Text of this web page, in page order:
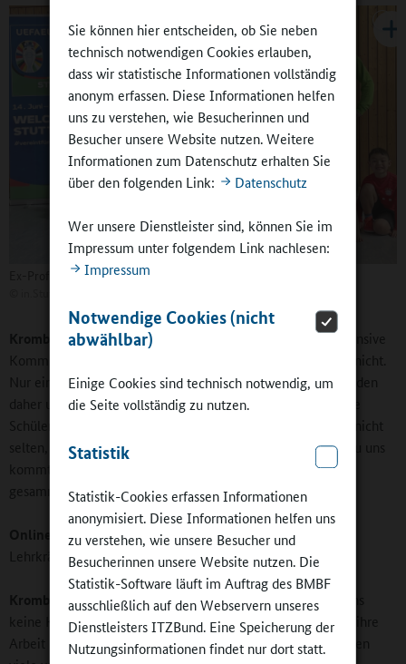
Sie können hier entscheiden, ob Sie neben
technisch notwendigen Cookies erlauben,
dass wir statistische Informationen vollständig
anonym erfassen. Diese Informationen helfen
uns zu verstehen, wie Besucherinnen und
Besucher unsere Website nutzen. Weitere
Informationen zum Datenschutz erhalten Sie
über den folgenden Link:
Datenschutz
Wer unsere Dienstleister sind, können Sie im
Impressum unter folgendem Link nachlesen:
Impressum
Notwendige Cookies (nicht
abwählbar)
Einige Cookies sind technisch notwendig, um
die Seite vollständig zu nutzen.
Statistik
Statistik-Cookies erfassen Informationen
anonymisiert. Diese Informationen helfen uns
zu verstehen, wie unsere Besucher und
Besucherinnen unsere Website nutzen. Die
Statistik-Software läuft im Auftrag des BMBF
ausschließlich auf den Webservern unseres
Dienstleisters ITZBund. Eine Speicherung der
Nutzungsinformationen findet nur dort statt.
Ex-Profis in der Luginslandschule: Célia Šašić und Philipp Lahm
Krombacher:Dessen sind sich alle bewusst. Ohne eine intensive
Kommunikation auf Augenhöhe gelingen Bildungsverläufe nicht.
Nur ein Satellit zu sein, reicht uns Menschen nicht. Wir melden
daher unsere Wahrnehmungen über die Klasse und einzelne
Schülerinnen und Schüler regelmäßig zurück. Es geschieht nicht
selten, dass eine Lehrkraft vor einem Gespräch mit Eltern zu uns
kommt und uns fragt, welche Eindrücke wir über das Kind
gesammelt haben.
Online-Redaktion:Wie werden Sie insgesamt von den
Lehrkräften aufgenommen?
Krombacher:Die große Mehrzahl der Lehrkräfte sieht in uns
keine Konkurrenz, sondern vielmehr eine Bereicherung für ihre
Arbeit mit den Schülerinnen und Schülern. Inzwischen nutzen